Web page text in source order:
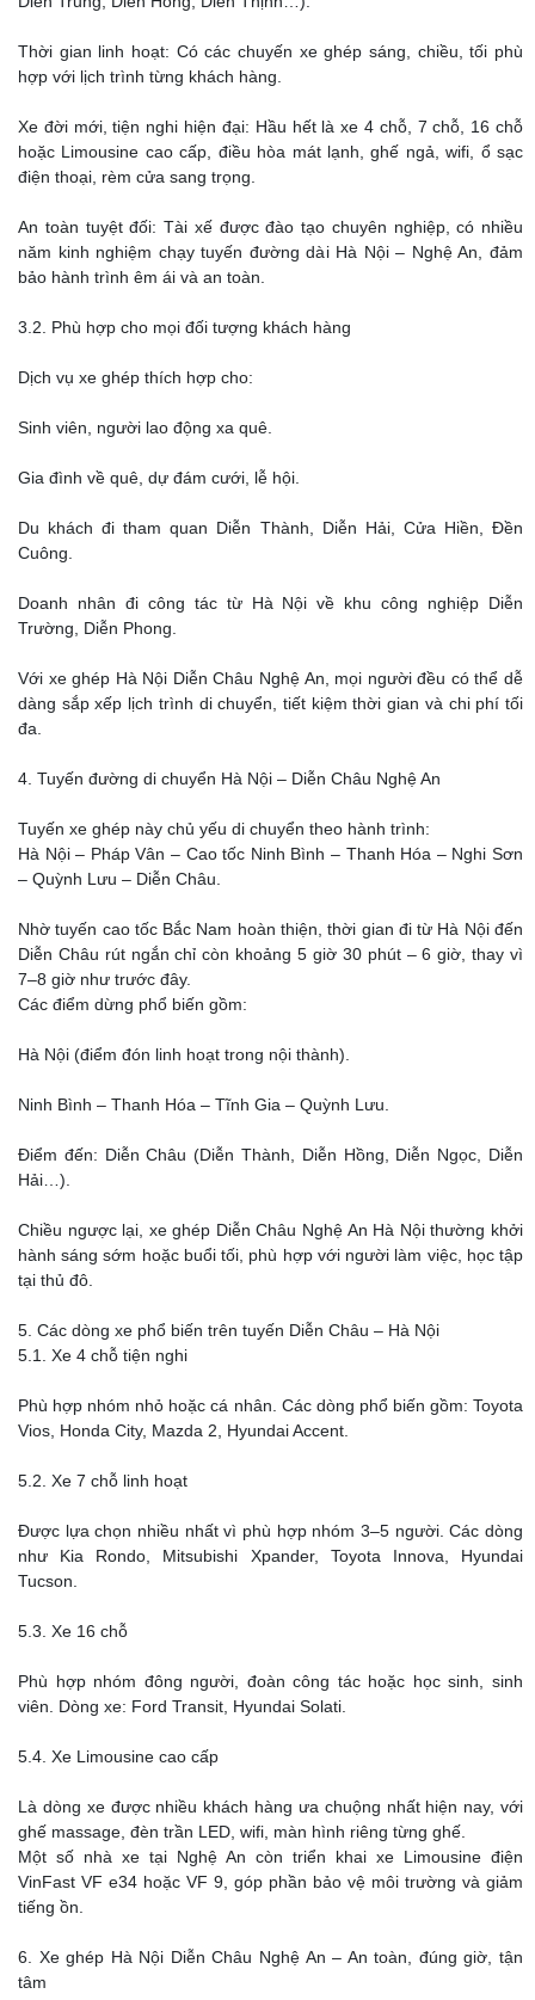
Thời gian linh hoạt: Có các chuyến xe ghép sáng, chiều, tối phù
hợp với lịch trình từng khách hàng.
Xe đời mới, tiện nghi hiện đại: Hầu hết là xe 4 chỗ, 7 chỗ, 16 chỗ
hoặc Limousine cao cấp, điều hòa mát lạnh, ghế ngả, wifi, ổ sạc
điện thoại, rèm cửa sang trọng.
An toàn tuyệt đối: Tài xế được đào tạo chuyên nghiệp, có nhiều
năm kinh nghiệm chạy tuyến đường dài Hà Nội – Nghệ An, đảm
bảo hành trình êm ái và an toàn.
3.2. Phù hợp cho mọi đối tượng khách hàng
Dịch vụ xe ghép thích hợp cho:
Sinh viên, người lao động xa quê.
Gia đình về quê, dự đám cưới, lễ hội.
Du khách đi tham quan Diễn Thành, Diễn Hải, Cửa Hiền, Đền
Cuông.
Doanh nhân đi công tác từ Hà Nội về khu công nghiệp Diễn
Trường, Diễn Phong.
Với xe ghép Hà Nội Diễn Châu Nghệ An, mọi người đều có thể dễ
dàng sắp xếp lịch trình di chuyển, tiết kiệm thời gian và chi phí tối
đa.
4. Tuyến đường di chuyển Hà Nội – Diễn Châu Nghệ An
Tuyến xe ghép này chủ yếu di chuyển theo hành trình:
Hà Nội – Pháp Vân – Cao tốc Ninh Bình – Thanh Hóa – Nghi Sơn
– Quỳnh Lưu – Diễn Châu.
Nhờ tuyến cao tốc Bắc Nam hoàn thiện, thời gian đi từ Hà Nội đến
Diễn Châu rút ngắn chỉ còn khoảng 5 giờ 30 phút – 6 giờ, thay vì
7–8 giờ như trước đây.
Các điểm dừng phổ biến gồm:
Hà Nội (điểm đón linh hoạt trong nội thành).
Ninh Bình – Thanh Hóa – Tĩnh Gia – Quỳnh Lưu.
Điểm đến: Diễn Châu (Diễn Thành, Diễn Hồng, Diễn Ngọc, Diễn
Hải…).
Chiều ngược lại, xe ghép Diễn Châu Nghệ An Hà Nội thường khởi
hành sáng sớm hoặc buổi tối, phù hợp với người làm việc, học tập
tại thủ đô.
5. Các dòng xe phổ biến trên tuyến Diễn Châu – Hà Nội
5.1. Xe 4 chỗ tiện nghi
Phù hợp nhóm nhỏ hoặc cá nhân. Các dòng phổ biến gồm: Toyota
Vios, Honda City, Mazda 2, Hyundai Accent.
5.2. Xe 7 chỗ linh hoạt
Được lựa chọn nhiều nhất vì phù hợp nhóm 3–5 người. Các dòng
như Kia Rondo, Mitsubishi Xpander, Toyota Innova, Hyundai
Tucson.
5.3. Xe 16 chỗ
Phù hợp nhóm đông người, đoàn công tác hoặc học sinh, sinh
viên. Dòng xe: Ford Transit, Hyundai Solati.
5.4. Xe Limousine cao cấp
Là dòng xe được nhiều khách hàng ưa chuộng nhất hiện nay, với
ghế massage, đèn trần LED, wifi, màn hình riêng từng ghế.
Một số nhà xe tại Nghệ An còn triển khai xe Limousine điện
VinFast VF e34 hoặc VF 9, góp phần bảo vệ môi trường và giảm
tiếng ồn.
6. Xe ghép Hà Nội Diễn Châu Nghệ An – An toàn, đúng giờ, tận
tâm